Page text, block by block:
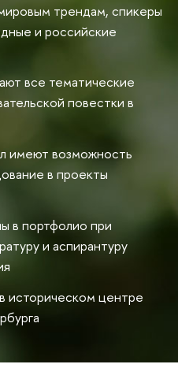
трендам, спикеры
и российские
все тематические
повестки в
имеют возможность
в проекты
в портфолио при
и аспирантуру
историческом центре